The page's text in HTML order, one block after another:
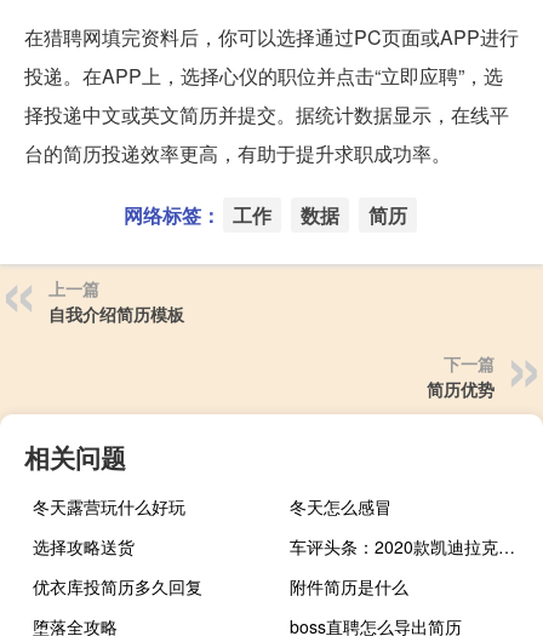
在猎聘网填完资料后，你可以选择通过PC页面或APP进行
投递。在APP上，选择心仪的职位并点击“立即应聘”，选
择投递中文或英文简历并提交。据统计数据显示，在线平
台的简历投递效率更高，有助于提升求职成功率。
网络标签： 工作 数据 简历
上一篇
自我介绍简历模板
下一篇
简历优势
相关问题
冬天露营玩什么好玩
冬天怎么感冒
选择攻略送货
车评头条：2020款凯迪拉克CT5日常实用性测试报告
优衣库投简历多久回复
附件简历是什么
堕落全攻略
boss直聘怎么导出简历